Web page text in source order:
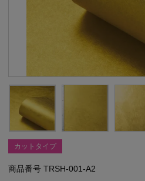
カットタイプ
商品番号 TRSH-001-A2